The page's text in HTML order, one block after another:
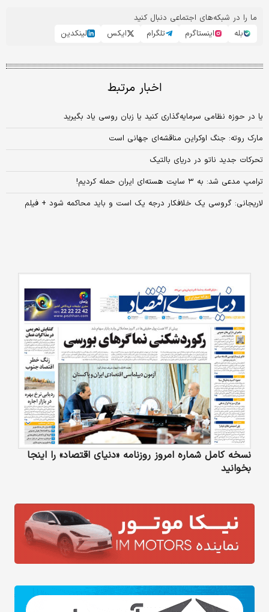
ما را در شبکه‌های اجتماعی دنبال کنید
بله
اینستاگرم تلگرام ایکس لینکدین
اخبار مرتبط
یا در حوزه نظامی سرمایه‌گذاری کنید یا زبان روسی یاد بگیرید
مارک روته: جنگ اوکراین مناقشه‌ای جهانی است
تحرکات جدید ناتو در دریای بالتیک
ترامپ مدعی شد: به ۳ سایت هسته‌ای ایران حمله کردیم!
لاریجانی: گروسی یک خلافکار درجه یک است و باید محاکمه شود + فیلم
نسخه کامل شماره امروز روزنامه «دنیای‌ اقتصاد» را اینجا
بخوانید